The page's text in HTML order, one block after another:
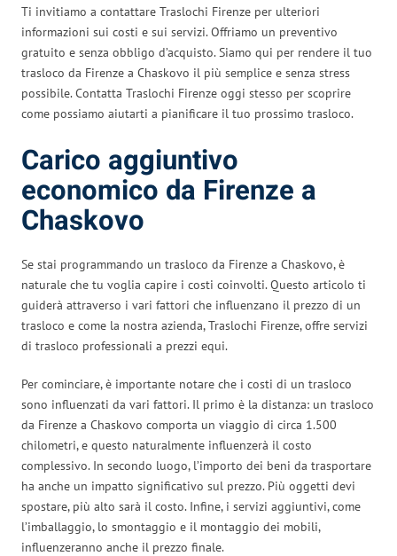
Ti invitiamo a contattare Traslochi Firenze per ulteriori
informazioni sui costi e sui servizi. Offriamo un preventivo
gratuito e senza obbligo d’acquisto. Siamo qui per rendere il tuo
trasloco da Firenze a Chaskovo il più semplice e senza stress
possibile. Contatta Traslochi Firenze oggi stesso per scoprire
come possiamo aiutarti a pianificare il tuo prossimo trasloco.
Carico aggiuntivo
economico da Firenze a
Chaskovo
Se stai programmando un trasloco da Firenze a Chaskovo, è
naturale che tu voglia capire i costi coinvolti. Questo articolo ti
guiderà attraverso i vari fattori che influenzano il prezzo di un
trasloco e come la nostra azienda, Traslochi Firenze, offre servizi
di trasloco professionali a prezzi equi.
Per cominciare, è importante notare che i costi di un trasloco
sono influenzati da vari fattori. Il primo è la distanza: un trasloco
da Firenze a Chaskovo comporta un viaggio di circa 1.500
chilometri, e questo naturalmente influenzerà il costo
complessivo. In secondo luogo, l’importo dei beni da trasportare
ha anche un impatto significativo sul prezzo. Più oggetti devi
spostare, più alto sarà il costo. Infine, i servizi aggiuntivi, come
l’imballaggio, lo smontaggio e il montaggio dei mobili,
influenzeranno anche il prezzo finale.